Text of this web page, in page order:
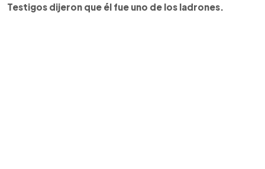
Testigos dijeron que él fue uno de los ladrones.